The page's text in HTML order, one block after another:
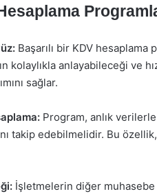
Başarılı bir KDV hesaplama
kolaylıkla anlayabileceği ve
sağlar.
Program, anlık
takip edebilmelidir. Bu
İşletmelerin diğer